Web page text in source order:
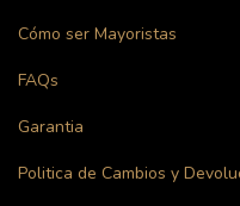
Cómo ser Mayoristas
FAQs
Garantia
Politica de Cambios y